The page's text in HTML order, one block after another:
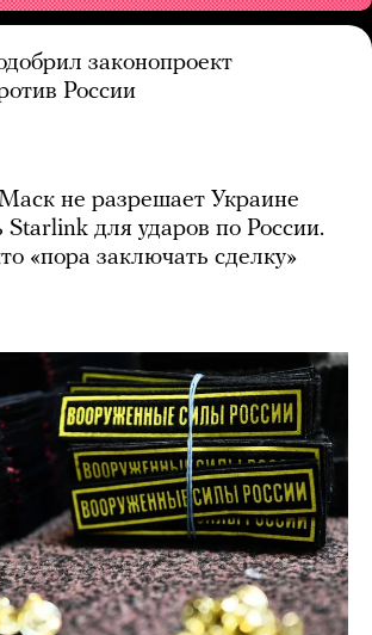
законопроект
России
не разрешает Украине
Starlink для ударов по России.
«пора заключать сделку»